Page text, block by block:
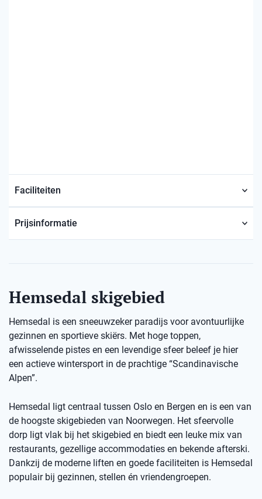
Faciliteiten
Prijsinformatie
Hemsedal skigebied
Hemsedal is een sneeuwzeker paradijs voor avontuurlijke
gezinnen en sportieve skiërs. Met hoge toppen,
afwisselende pistes en een levendige sfeer beleef je hier
een actieve wintersport in de prachtige “Scandinavische
Alpen”.
Hemsedal ligt centraal tussen Oslo en Bergen en is een van
de hoogste skigebieden van Noorwegen. Het sfeervolle
dorp ligt vlak bij het skigebied en biedt een leuke mix van
restaurants, gezellige accommodaties en bekende afterski.
Dankzij de moderne liften en goede faciliteiten is Hemsedal
populair bij gezinnen, stellen én vriendengroepen.